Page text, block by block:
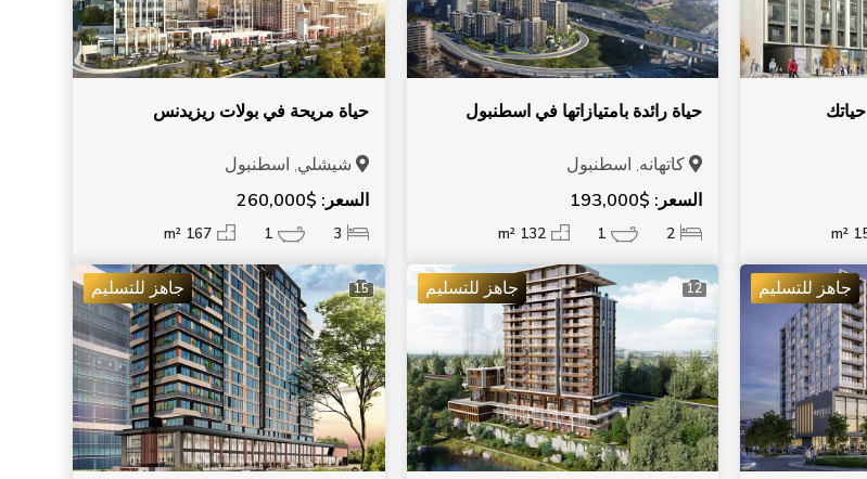
حياة رائدة بامتيازاتها في اسطنبول
كاتهانه, اسطنبول
السعر: $193,000
2
1
132 m²
حياة مريحة في بولات ريزيدنس
شيشلي, اسطنبول
السعر: $260,000
3
1
167 m²
جاهز للتسليم 12 جاهز للتسليم 15 جاهز للتسليم